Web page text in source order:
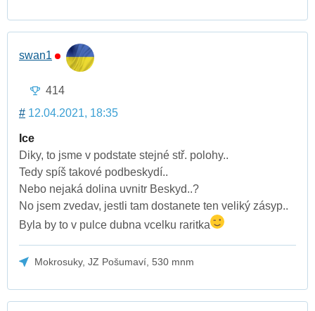
swan1
414
# 12.04.2021, 18:35
Ice
Diky, to jsme v podstate stejné stř. polohy..
Tedy spíš takové podbeskydí..
Nebo nejaká dolina uvnitr Beskyd..?
No jsem zvedav, jestli tam dostanete ten veliký zásyp..
Byla by to v pulce dubna vcelku raritka
Mokrosuky, JZ Pošumaví, 530 mnm